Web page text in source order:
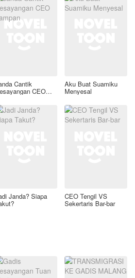
Cantik
CEO
Aku Buat Suamiku
Menyesal
Janda? Siapa CEO Tengil VS
Sekertaris Bar-bar